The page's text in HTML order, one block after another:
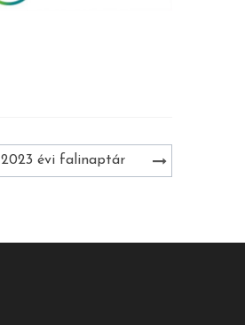
2023 évi falinaptár